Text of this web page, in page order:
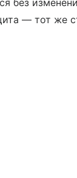
без
— тот же